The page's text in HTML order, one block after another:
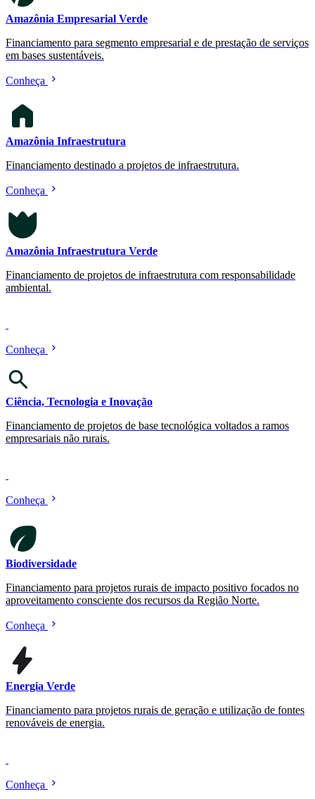
Amazônia Empresarial Verde
Financiamento para segmento empresarial e de prestação de serviços
em bases sustentáveis.
Conheça
Amazônia Infraestrutura
Financiamento destinado a projetos de infraestrutura.
Conheça
Amazônia Infraestrutura Verde
Financiamento de projetos de infraestrutura com responsabilidade
ambiental.
Conheça
Ciência, Tecnologia e Inovação
Financiamento de projetos de base tecnológica voltados a ramos
empresariais não rurais.
Conheça
Biodiversidade
Financiamento para projetos rurais de impacto positivo focados no
aproveitamento consciente dos recursos da Região Norte.
Conheça
Energia Verde
Financiamento para projetos rurais de geração e utilização de fontes
renováveis de energia.
Conheça